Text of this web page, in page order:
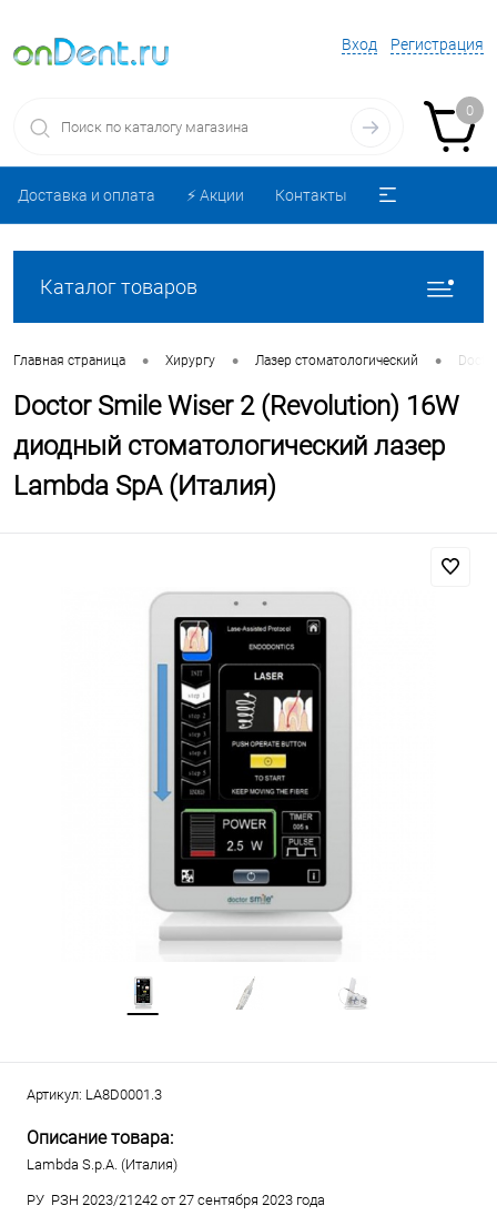
Вход Регистрация
0
Доставка и оплата ⚡️ Акции Контакты
Каталог товаров
Главная страница • Хирургу • Лазер стоматологический •
Doctor Smile Wiser 2 (Revolution) 16W
диодный стоматологический лазер
Lambda SpA (Италия)
Артикул: LA8D0001.3
Описание товара:
Lambda S.p.A. (Италия)
РУ РЗН 2023/21242 от 27 сентября 2023 года